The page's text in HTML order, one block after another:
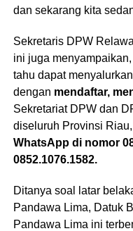
dan sekarang kita
Sekretaris DPW
ini juga
tahu dapat
dengan mendaftar,
Sekretariat DPW dan
diseluruh Provinsi
WhatsApp di nomor
0852.1076.1582.
Ditanya soal latar
Pandawa Lima, Datuk
Pandawa Lima ini